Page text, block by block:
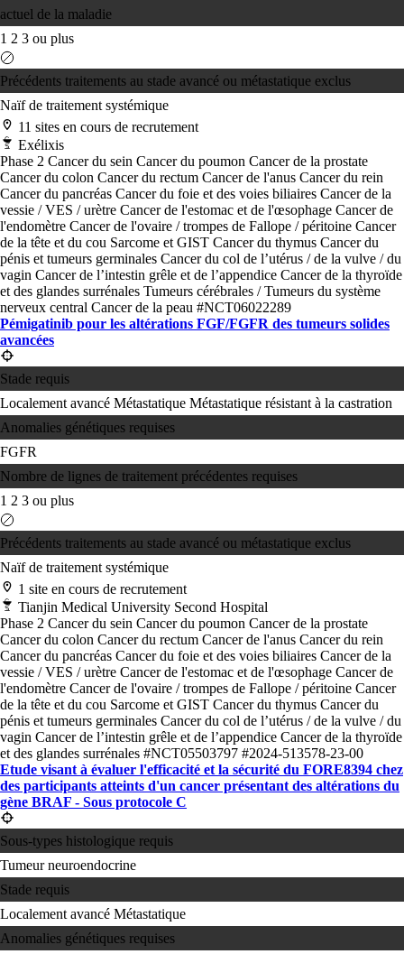
actuel de la maladie
1 2 3 ou plus
Précédents traitements au stade avancé ou métastatique exclus
Naïf de traitement systémique
11 sites en cours de recrutement
Exélixis
Phase 2 Cancer du sein Cancer du poumon Cancer de la prostate
Cancer du colon Cancer du rectum Cancer de l'anus Cancer du rein
Cancer du pancréas Cancer du foie et des voies biliaires Cancer de la
vessie / VES / urètre Cancer de l'estomac et de l'œsophage Cancer de
l'endomètre Cancer de l'ovaire / trompes de Fallope / péritoine Cancer
de la tête et du cou Sarcome et GIST Cancer du thymus Cancer du
pénis et tumeurs germinales Cancer du col de l’utérus / de la vulve / du
vagin Cancer de l’intestin grêle et de l’appendice Cancer de la thyroïde
et des glandes surrénales Tumeurs cérébrales / Tumeurs du système
nerveux central Cancer de la peau #NCT06022289
Pémigatinib pour les altérations FGF/FGFR des tumeurs solides
avancées
Stade requis
Localement avancé Métastatique Métastatique résistant à la castration
Anomalies génétiques requises
FGFR
Nombre de lignes de traitement précédentes requises
1 2 3 ou plus
Précédents traitements au stade avancé ou métastatique exclus
Naïf de traitement systémique
1 site en cours de recrutement
Tianjin Medical University Second Hospital
Phase 2 Cancer du sein Cancer du poumon Cancer de la prostate
Cancer du colon Cancer du rectum Cancer de l'anus Cancer du rein
Cancer du pancréas Cancer du foie et des voies biliaires Cancer de la
vessie / VES / urètre Cancer de l'estomac et de l'œsophage Cancer de
l'endomètre Cancer de l'ovaire / trompes de Fallope / péritoine Cancer
de la tête et du cou Sarcome et GIST Cancer du thymus Cancer du
pénis et tumeurs germinales Cancer du col de l’utérus / de la vulve / du
vagin Cancer de l’intestin grêle et de l’appendice Cancer de la thyroïde
et des glandes surrénales #NCT05503797 #2024-513578-23-00
Etude visant à évaluer l'efficacité et la sécurité du FORE8394 chez
des participants atteints d'un cancer présentant des altérations du
gène BRAF - Sous protocole C
Sous-types histologique requis
Tumeur neuroendocrine
Stade requis
Localement avancé Métastatique
Anomalies génétiques requises